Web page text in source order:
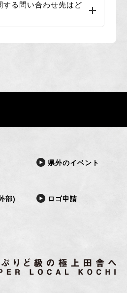
する問い合わせ先はど
県外のイベント
部) ロゴ申請